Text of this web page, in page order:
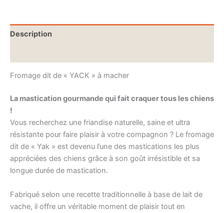
Description
Fromage dit de « YACK » à macher
La mastication gourmande qui fait craquer tous les chiens
!
Vous recherchez une friandise naturelle, saine et ultra
résistante pour faire plaisir à votre compagnon ? Le fromage
dit de « Yak » est devenu l’une des mastications les plus
appréciées des chiens grâce à son goût irrésistible et sa
longue durée de mastication.
Fabriqué selon une recette traditionnelle à base de lait de
vache, il offre un véritable moment de plaisir tout en